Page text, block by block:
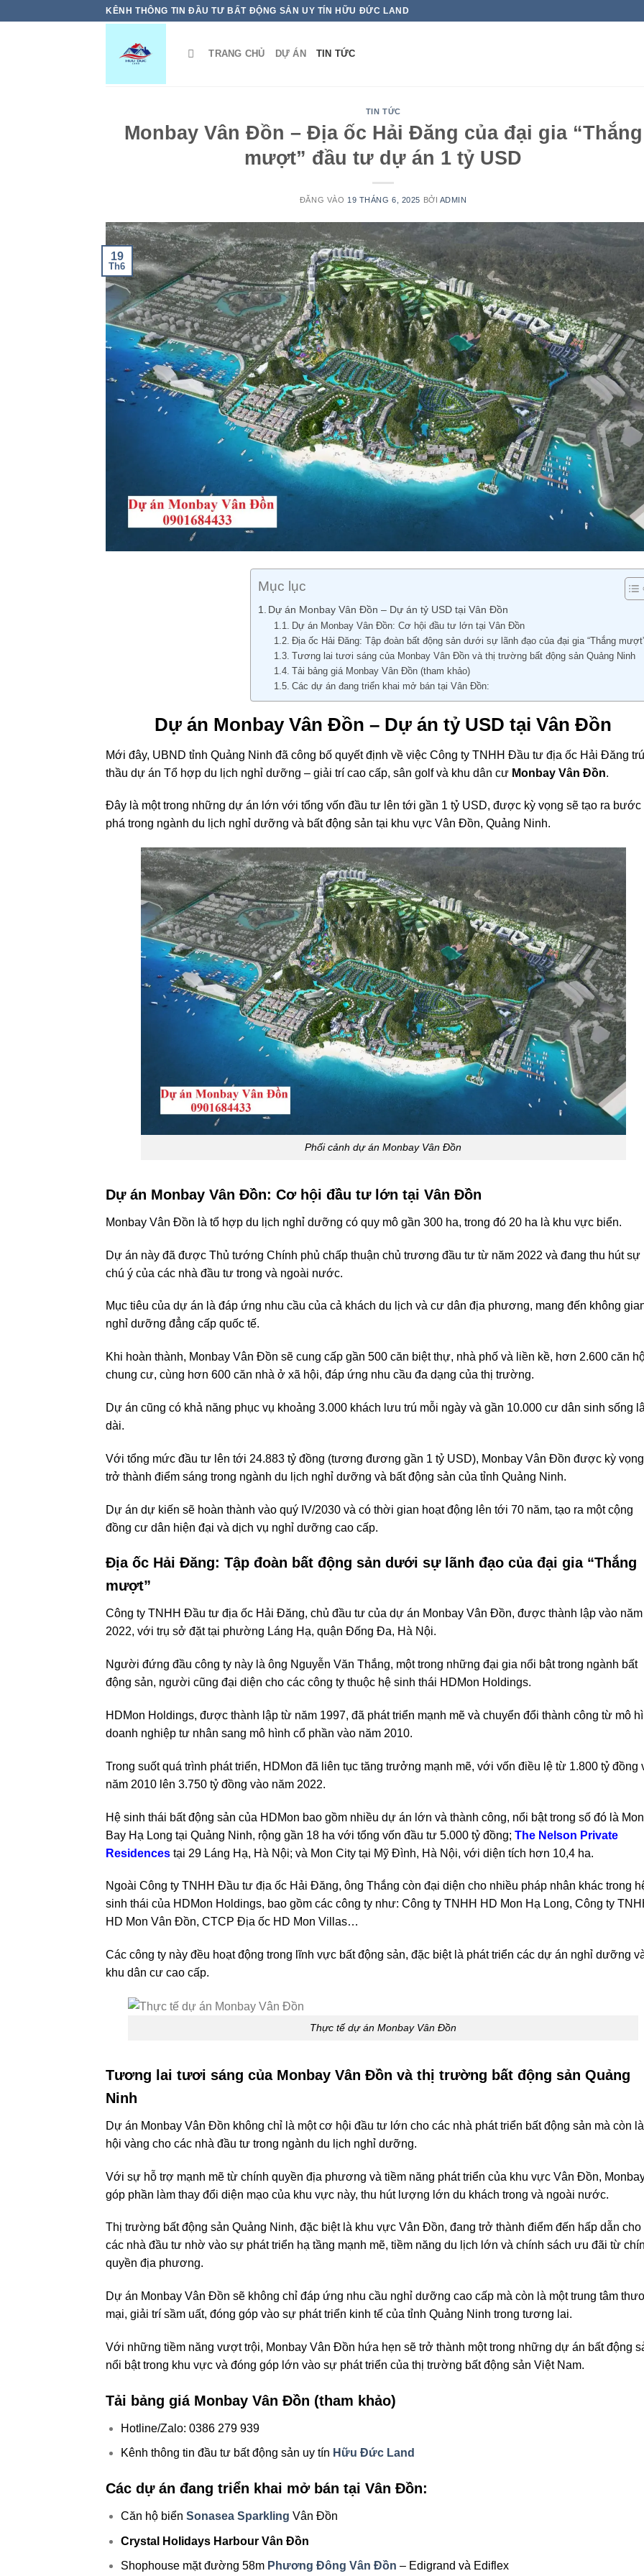
KÊNH THÔNG TIN ĐẦU TƯ BẤT ĐỘNG SẢN UY TÍN HỮU ĐỨC LAND
TRANG CHỦ DỰ ÁN TIN TỨC
TIN TỨC
Monbay Vân Đồn – Địa ốc Hải Đăng của đại gia “Thắng
mượt” đầu tư dự án 1 tỷ USD
ĐĂNG VÀO 19 THÁNG 6, 2025 BỞI ADMIN
19
Th6
Mục lục
Dự án Monbay Vân Đồn – Dự án tỷ USD tại Vân Đồn
Dự án Monbay Vân Đồn: Cơ hội đầu tư lớn tại Vân Đồn
Địa ốc Hải Đăng: Tập đoàn bất động sản dưới sự lãnh đạo của đại gia “Thắng
Tương lai tươi sáng của Monbay Vân Đồn và thị trường bất động sản Quảng Ninh
Tải bảng giá Monbay Vân Đồn (tham khảo)
Các dự án đang triển khai mở bán tại Vân Đồn:
Dự án Monbay Vân Đồn – Dự án tỷ USD tại Vân Đồn
Mới đây, UBND tỉnh Quảng Ninh đã công bố quyết định về việc Công ty TNHH Đầu tư địa ốc Hải Đăng
thầu dự án Tổ hợp du lịch nghỉ dưỡng – giải trí cao cấp, sân golf và khu dân cư Monbay Vân Đồn.
Đây là một trong những dự án lớn với tổng vốn đầu tư lên tới gần 1 tỷ USD, được kỳ vọng sẽ tạo ra bước
phá trong ngành du lịch nghỉ dưỡng và bất động sản tại khu vực Vân Đồn, Quảng Ninh.
Phối cảnh dự án Monbay Vân Đồn
Dự án Monbay Vân Đồn: Cơ hội đầu tư lớn tại Vân Đồn
Monbay Vân Đồn là tổ hợp du lịch nghỉ dưỡng có quy mô gần 300 ha, trong đó 20 ha là khu vực biển.
Dự án này đã được Thủ tướng Chính phủ chấp thuận chủ trương đầu tư từ năm 2022 và đang thu hút sự
chú ý của các nhà đầu tư trong và ngoài nước.
Mục tiêu của dự án là đáp ứng nhu cầu của cả khách du lịch và cư dân địa phương, mang đến không
nghỉ dưỡng đẳng cấp quốc tế.
Khi hoàn thành, Monbay Vân Đồn sẽ cung cấp gần 500 căn biệt thự, nhà phố và liền kề, hơn 2.600 căn
chung cư, cùng hơn 600 căn nhà ở xã hội, đáp ứng nhu cầu đa dạng của thị trường.
Dự án cũng có khả năng phục vụ khoảng 3.000 khách lưu trú mỗi ngày và gần 10.000 cư dân sinh sống
dài.
Với tổng mức đầu tư lên tới 24.883 tỷ đồng (tương đương gần 1 tỷ USD), Monbay Vân Đồn được kỳ
trở thành điểm sáng trong ngành du lịch nghỉ dưỡng và bất động sản của tỉnh Quảng Ninh.
Dự án dự kiến sẽ hoàn thành vào quý IV/2030 và có thời gian hoạt động lên tới 70 năm, tạo ra một cộng
đồng cư dân hiện đại và dịch vụ nghỉ dưỡng cao cấp.
Địa ốc Hải Đăng: Tập đoàn bất động sản dưới sự lãnh đạo của đại gia “Thắng
mượt”
Công ty TNHH Đầu tư địa ốc Hải Đăng, chủ đầu tư của dự án Monbay Vân Đồn, được thành lập vào năm
2022, với trụ sở đặt tại phường Láng Hạ, quận Đống Đa, Hà Nội.
Người đứng đầu công ty này là ông Nguyễn Văn Thắng, một trong những đại gia nổi bật trong ngành bất
động sản, người cũng đại diện cho các công ty thuộc hệ sinh thái HDMon Holdings.
HDMon Holdings, được thành lập từ năm 1997, đã phát triển mạnh mẽ và chuyển đổi thành công từ mô
doanh nghiệp tư nhân sang mô hình cổ phần vào năm 2010.
Trong suốt quá trình phát triển, HDMon đã liên tục tăng trưởng mạnh mẽ, với vốn điều lệ từ 1.800 tỷ đồng
năm 2010 lên 3.750 tỷ đồng vào năm 2022.
Hệ sinh thái bất động sản của HDMon bao gồm nhiều dự án lớn và thành công, nổi bật trong số đó là Mon
Bay Hạ Long tại Quảng Ninh, rộng gần 18 ha với tổng vốn đầu tư 5.000 tỷ đồng; The Nelson Private
Residences tại 29 Láng Hạ, Hà Nội; và Mon City tại Mỹ Đình, Hà Nội, với diện tích hơn 10,4 ha.
Ngoài Công ty TNHH Đầu tư địa ốc Hải Đăng, ông Thắng còn đại diện cho nhiều pháp nhân khác trong
sinh thái của HDMon Holdings, bao gồm các công ty như: Công ty TNHH HD Mon Hạ Long, Công ty
HD Mon Vân Đồn, CTCP Địa ốc HD Mon Villas…
Các công ty này đều hoạt động trong lĩnh vực bất động sản, đặc biệt là phát triển các dự án nghỉ dưỡng
khu dân cư cao cấp.
Thực tế dự án Monbay Vân Đồn
Tương lai tươi sáng của Monbay Vân Đồn và thị trường bất động sản Quảng
Ninh
Dự án Monbay Vân Đồn không chỉ là một cơ hội đầu tư lớn cho các nhà phát triển bất động sản mà còn
hội vàng cho các nhà đầu tư trong ngành du lịch nghỉ dưỡng.
Với sự hỗ trợ mạnh mẽ từ chính quyền địa phương và tiềm năng phát triển của khu vực Vân Đồn,
góp phần làm thay đổi diện mạo của khu vực này, thu hút lượng lớn du khách trong và ngoài nước.
Thị trường bất động sản Quảng Ninh, đặc biệt là khu vực Vân Đồn, đang trở thành điểm đến hấp dẫn cho
các nhà đầu tư nhờ vào sự phát triển hạ tầng mạnh mẽ, tiềm năng du lịch lớn và chính sách ưu đãi từ
quyền địa phương.
Dự án Monbay Vân Đồn sẽ không chỉ đáp ứng nhu cầu nghỉ dưỡng cao cấp mà còn là một trung tâm
mại, giải trí sầm uất, đóng góp vào sự phát triển kinh tế của tỉnh Quảng Ninh trong tương lai.
Với những tiềm năng vượt trội, Monbay Vân Đồn hứa hẹn sẽ trở thành một trong những dự án bất động
nổi bật trong khu vực và đóng góp lớn vào sự phát triển của thị trường bất động sản Việt Nam.
Tải bảng giá Monbay Vân Đồn (tham khảo)
Hotline/Zalo: 0386 279 939
Kênh thông tin đầu tư bất động sản uy tín Hữu Đức Land
Các dự án đang triển khai mở bán tại Vân Đồn:
Căn hộ biển Sonasea Sparkling Vân Đồn
Crystal Holidays Harbour Vân Đồn
Shophouse mặt đường 58m Phương Đông Vân Đồn – Edigrand và Ediflex